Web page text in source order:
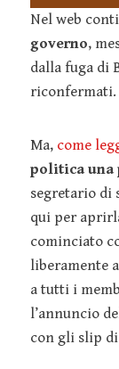
Nel web
governo,
dalla fuga di
riconfermati.
Ma, come
politica
segretario di
qui per
cominciato
liberamente
a tutti i
l’annuncio
con gli slip di